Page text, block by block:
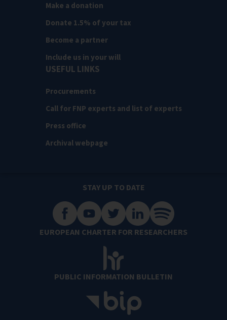
Make a donation
Donate 1.5% of your tax
Become a partner
Include us in your will
USEFUL LINKS
Procurements
Call for FNP experts and list of experts
Press office
Archival webpage
STAY UP TO DATE
EUROPEAN CHARTER FOR RESEARCHERS
PUBLIC INFORMATION BULLETIN